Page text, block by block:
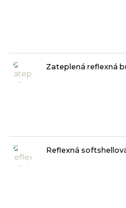
Zateplená reflexná
Reflexná